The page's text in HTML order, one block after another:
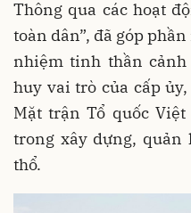
Thông qua các hoạt
toàn dân”, đã góp
nhiệm tinh thần
huy vai trò của cấp
Mặt trận Tổ quốc
trong xây dựng, quản
thổ.